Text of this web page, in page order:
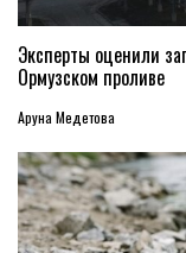
Эксперты оценили
Ормузском проливе
Аруна Медетова